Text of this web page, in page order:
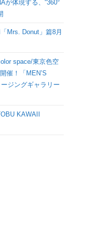
索
を
ト
が体現する、“360°
Mrs. Donut」篇8月
space/東京色空
催！「MEN’S
ジングギャラリー
KAWAII